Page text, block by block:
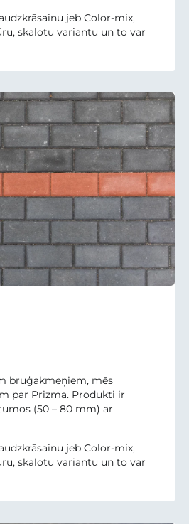
jeb Color-mix,
skalotu variantu un to var
bruģakmeņiem, mēs
par Prizma. Produkti ir
(50 – 80 mm) ar
jeb Color-mix,
skalotu variantu un to var